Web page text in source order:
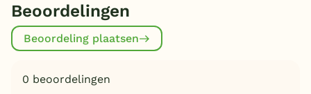
Beoordelingen
Beoordeling plaatsen
0 beoordelingen